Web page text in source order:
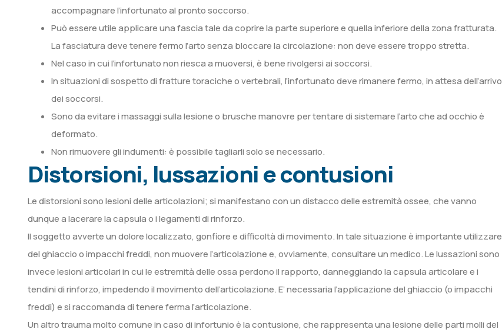
accompagnare l’infortunato al pronto soccorso.
Può essere utile applicare una fascia tale da coprire la parte superiore e quella inferiore della zona fratturata.
La fasciatura deve tenere fermo l’arto senza bloccare la circolazione: non deve essere troppo stretta.
Nel caso in cui l’infortunato non riesca a muoversi, è bene rivolgersi ai soccorsi.
In situazioni di sospetto di fratture toraciche o vertebrali, l’infortunato deve rimanere fermo, in attesa dell’arrivo
dei soccorsi.
Sono da evitare i massaggi sulla lesione o brusche manovre per tentare di sistemare l’arto che ad occhio è
deformato.
Non rimuovere gli indumenti: è possibile tagliarli solo se necessario.
Distorsioni, lussazioni e contusioni
Le distorsioni sono lesioni delle articolazioni; si manifestano con un distacco delle estremità ossee, che vanno
dunque a lacerare la capsula o i legamenti di rinforzo.
Il soggetto avverte un dolore localizzato, gonfiore e difficoltà di movimento. In tale situazione è importante utilizzare
del ghiaccio o impacchi freddi, non muovere l’articolazione e, ovviamente, consultare un medico. Le lussazioni sono
invece lesioni articolari in cui le estremità delle ossa perdono il rapporto, danneggiando la capsula articolare e i
tendini di rinforzo, impedendo il movimento dell’articolazione. E’ necessaria l’applicazione del ghiaccio (o impacchi
freddi) e si raccomanda di tenere ferma l’articolazione.
Un altro trauma molto comune in caso di infortunio è la contusione, che rappresenta una lesione delle parti molli del